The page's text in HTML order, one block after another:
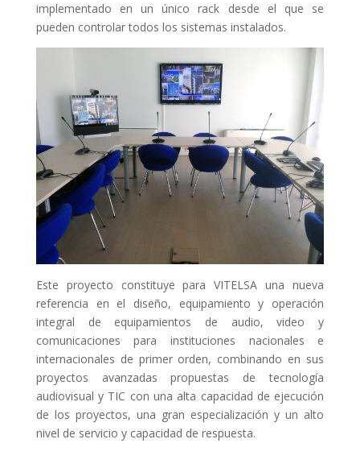
implementado en un único rack desde el que se
pueden controlar todos los sistemas instalados.
Este proyecto constituye para VITELSA una nueva
referencia en el diseño, equipamiento y operación
integral de equipamientos de audio, video y
comunicaciones para instituciones nacionales e
internacionales de primer orden, combinando en sus
proyectos avanzadas propuestas de tecnología
audiovisual y TIC con una alta capacidad de ejecución
de los proyectos, una gran especialización y un alto
nivel de servicio y capacidad de respuesta.